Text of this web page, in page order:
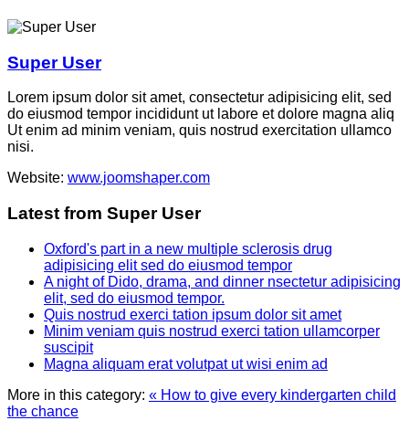
Super User
Lorem ipsum dolor sit amet, consectetur adipisicing elit, sed
do eiusmod tempor incididunt ut labore et dolore magna aliq
Ut enim ad minim veniam, quis nostrud exercitation ullamco
nisi.
Website: www.joomshaper.com
Latest from Super User
Oxford's part in a new multiple sclerosis drug
adipisicing elit sed do eiusmod tempor
A night of Dido, drama, and dinner nsectetur adipisicing
elit, sed do eiusmod tempor.
Quis nostrud exerci tation ipsum dolor sit amet
Minim veniam quis nostrud exerci tation ullamcorper
suscipit
Magna aliquam erat volutpat ut wisi enim ad
More in this category: « How to give every kindergarten child
the chance